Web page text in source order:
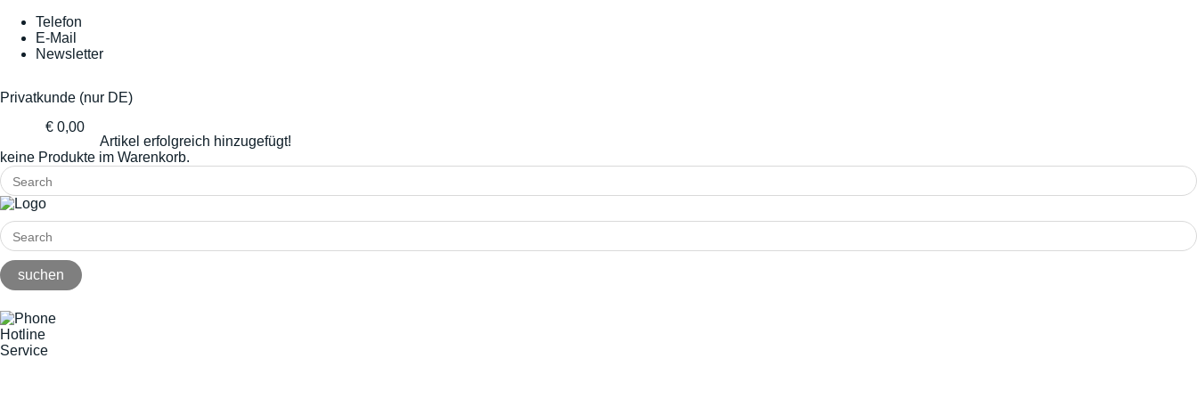
Telefon
E-Mail
Newsletter
Privatkunde (nur DE)
€ 0,00
Artikel erfolgreich hinzugefügt!
keine Produkte im Warenkorb.
Hotline
Service